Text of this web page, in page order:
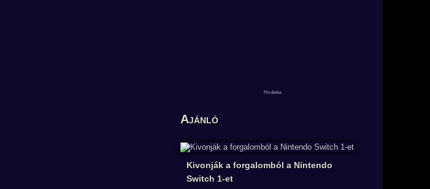
Ajánló
Kivonják a forgalomból a Nintendo
Switch 1-et